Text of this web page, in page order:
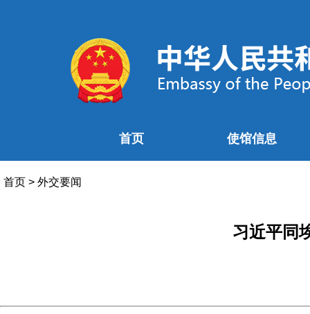
首页 使馆信息
首页 > 外交要闻
习近平同